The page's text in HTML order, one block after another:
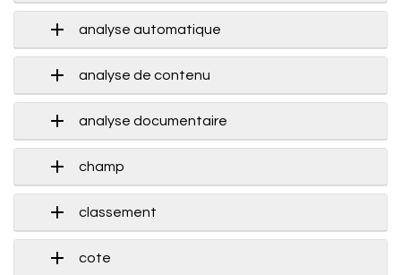
analyse automatique
analyse de contenu
analyse documentaire
champ
classement
cote